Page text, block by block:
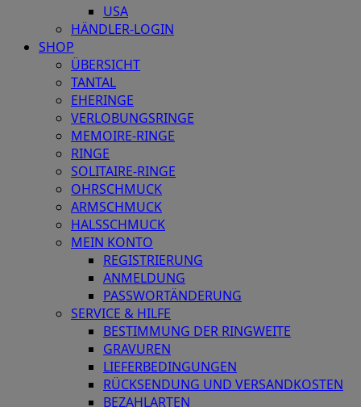
USA
HÄNDLER-LOGIN
SHOP
ÜBERSICHT
TANTAL
EHERINGE
VERLOBUNGSRINGE
MEMOIRE-RINGE
RINGE
SOLITAIRE-RINGE
OHRSCHMUCK
ARMSCHMUCK
HALSSCHMUCK
MEIN KONTO
REGISTRIERUNG
ANMELDUNG
PASSWORTÄNDERUNG
SERVICE & HILFE
BESTIMMUNG DER RINGWEITE
GRAVUREN
LIEFERBEDINGUNGEN
RÜCKSENDUNG UND VERSANDKOSTEN
BEZAHLARTEN